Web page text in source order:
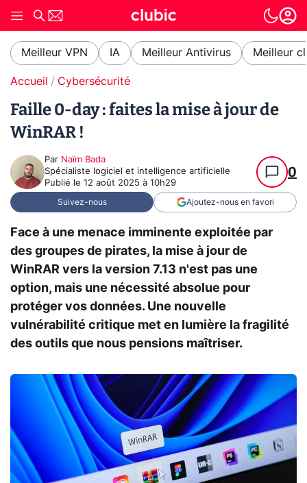
Meilleur VPN IA Meilleur Antivirus Meilleur
Accueil Cybersécurité
Faille 0-day : faites la mise à jour de
WinRAR !
Par Naïm Bada
Spécialiste logiciel et intelligence artificielle
Publié le 12 août 2025 à 10h29
0
Suivez-nous Ajoutez-nous en favori
Face à une menace imminente exploitée par
des groupes de pirates, la mise à jour de
WinRAR vers la version 7.13 n'est pas une
option, mais une nécessité absolue pour
protéger vos données. Une nouvelle
vulnérabilité critique met en lumière la fragilité
des outils que nous pensions maîtriser.